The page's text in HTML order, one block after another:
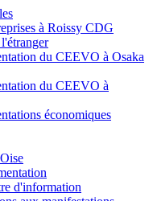
à Roissy CDG
du CEEVO à Osaka
du CEEVO à
économiques
d'information